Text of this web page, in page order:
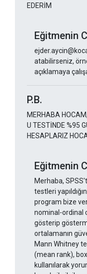
EDERİM
Eğitmenin
atabilirseniz,
açıklamaya
P.B.
MERHABA
U TESTİNDE %95
HESAPLARIZ
Eğitmenin
Merhaba,
testleri
program bize
nominal-ordinal
gösterip
ortalamanın
Mann Whitney
(mean rank),
kullanılarak